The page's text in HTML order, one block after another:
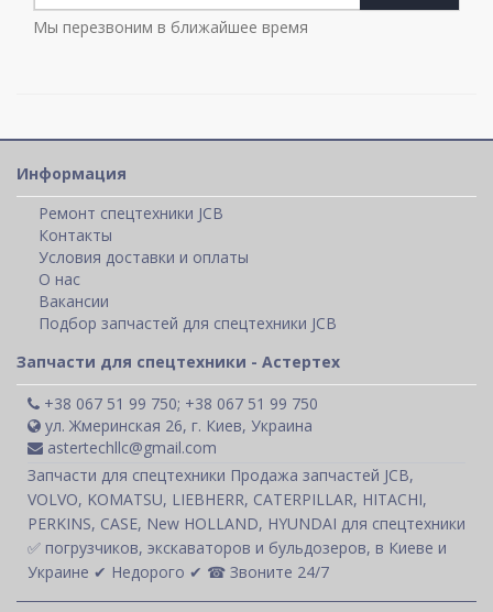
Мы перезвоним в ближайшее время
Информация
Ремонт спецтехники JCB
Контакты
Условия доставки и оплаты
О нас
Вакансии
Подбор запчастей для спецтехники JCB
Запчасти для спецтехники - Астертех
+38 067 51 99 750; +38 067 51 99 750
ул. Жмеринская 26, г. Киев, Украина
astertechllc@gmail.com
Запчасти для спецтехники Продажа запчастей JCB,
VOLVO, KOMATSU, LIEBHERR, CATERPILLAR, HITACHI,
PERKINS, CASE, New HOLLAND, HYUNDAI для спецтехники
✅ погрузчиков, экскаваторов и бульдозеров, в Киеве и
Украине ✔ Недорого ✔ ☎ Звоните 24/7